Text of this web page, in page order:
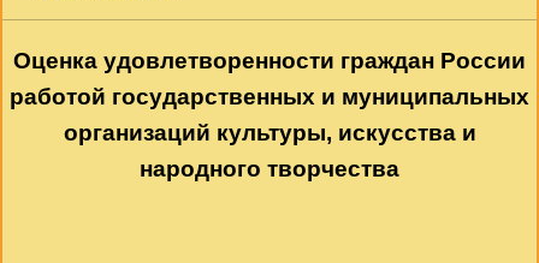
Оценка удовлетворенности граждан России
работой государственных и муниципальных
организаций культуры, искусства и
народного творчества